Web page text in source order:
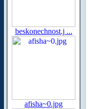
beskonechnost.j ...
afisha~0.jpg